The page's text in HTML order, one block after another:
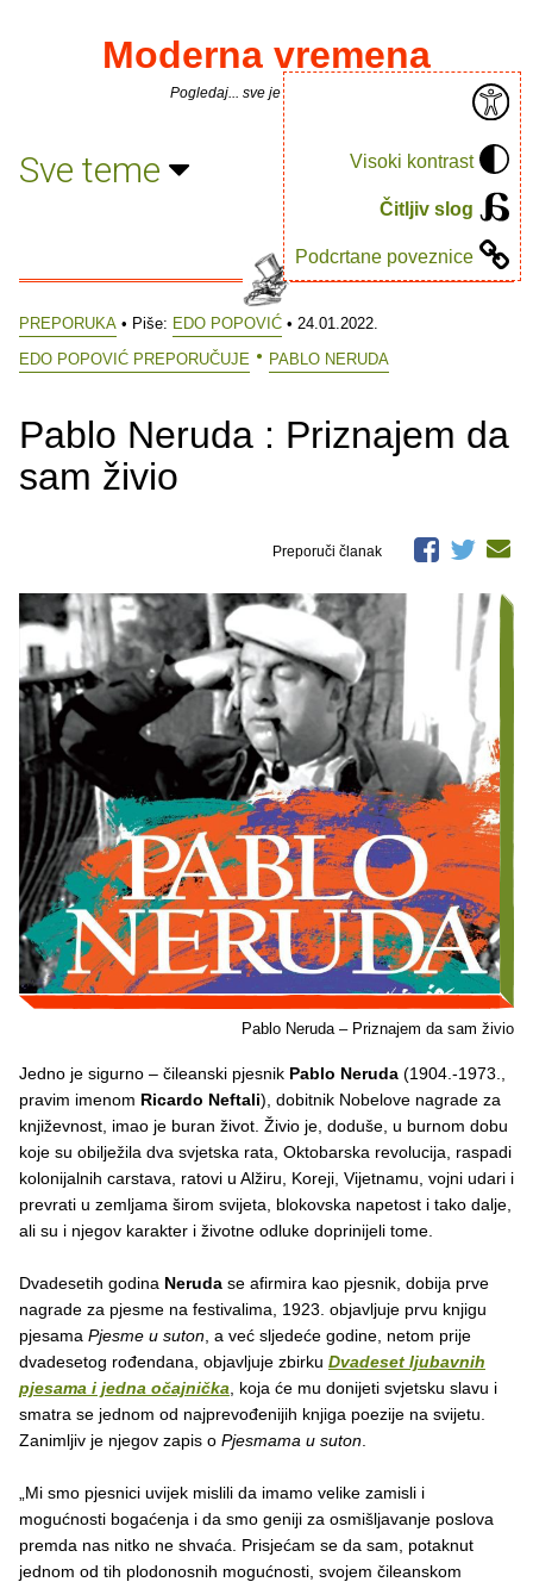
Visoki kontrast
Čitljiv slog
Podcrtane poveznice
Moderna vremena
Pogledaj... sve je puno knjiga.
Sve teme
PREPORUKA • Piše: EDO POPOVIĆ • 24.01.2022.
EDO POPOVIĆ PREPORUČUJE
PABLO NERUDA
Pablo Neruda : Priznajem da
sam živio
Preporuči članak
Pablo Neruda – Priznajem da sam živio
Jedno je sigurno – čileanski pjesnik Pablo Neruda (1904.-1973.,
pravim imenom Ricardo Neftali), dobitnik Nobelove nagrade za
književnost, imao je buran život. Živio je, doduše, u burnom dobu
koje su obilježila dva svjetska rata, Oktobarska revolucija, raspadi
kolonijalnih carstava, ratovi u Alžiru, Koreji, Vijetnamu, vojni udari i
prevrati u zemljama širom svijeta, blokovska napetost i tako dalje,
ali su i njegov karakter i životne odluke doprinijeli tome.
Dvadesetih godina Neruda se afirmira kao pjesnik, dobija prve
nagrade za pjesme na festivalima, 1923. objavljuje prvu knjigu
pjesama Pjesme u suton , a već sljedeće godine, netom prije
dvadesetog rođendana, objavljuje zbirku Dvadeset ljubavnih
pjesama i jedna očajnička , koja će mu donijeti svjetsku slavu i
smatra se jednom od najprevođenijih knjiga poezije na svijetu.
Zanimljiv je njegov zapis o Pjesmama u suton
„Mi smo pjesnici uvijek mislili da imamo velike zamisli i
mogućnosti bogaćenja i da smo geniji za osmišljavanje poslova
premda nas nitko ne shvaća. Prisjećam se da sam, potaknut
jednom od tih plodonosnih mogućnosti, svojem čileanskom